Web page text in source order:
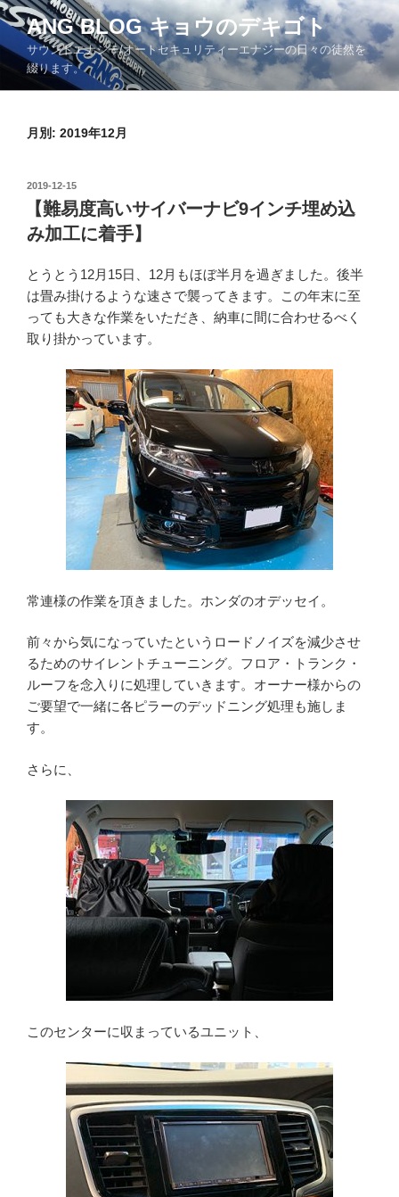
コ
ン
テ
ツ
ANG BLOG キョウのデキゴト
サウンドエナジー/オートセキュリティーエナジーの日々の徒然を
綴ります。
月別: 2019年12月
投
稿
日:
2019-12-15
【難易度高いサイバーナビ9インチ埋め込
み加工に着手】
とうとう12月15日、12月もほぼ半月を過ぎました。後半
は畳み掛けるような速さで襲ってきます。この年末に至
っても大きな作業をいただき、納車に間に合わせるべく
取り掛かっています。
常連様の作業を頂きました。ホンダのオデッセイ。
前々から気になっていたというロードノイズを減少させ
るためのサイレントチューニング。フロア・トランク・
ルーフを念入りに処理していきます。オーナー様からの
ご要望で一緒に各ピラーのデッドニング処理も施しま
す。
さらに、
このセンターに収まっているユニット、